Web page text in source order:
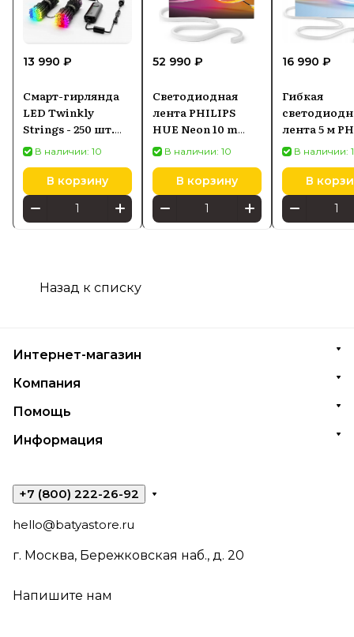
13 990 ₽
Смарт-гирлянда
LED Twinkly
Strings - 250 шт.
RGB + BT + Wi-Fi
(TWS250STP-BEU)
Generation II
В наличии: 10
В корзину
52 990 ₽
Светодиодная
лента PHILIPS
HUE Neon 10 m
8721103088857
В наличии: 10
В корзину
16 990 ₽
Гибкая
лента 5 м
Hue
Flex
В наличии:
В
Назад к списку
Интернет-магазин
Компания
Помощь
Информация
+7 (800) 222-26-92
hello@batyastore.ru
г. Москва, Бережковская наб., д. 20
Напишите нам